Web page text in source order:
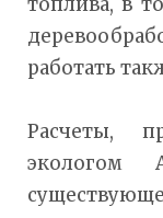
работать
Расчеты,
экологом